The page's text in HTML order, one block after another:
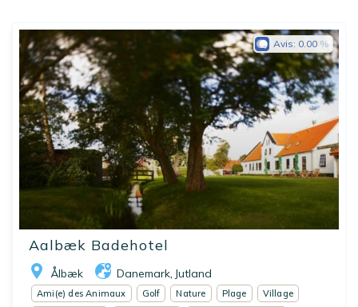
Aalbæk Badehotel
Ålbæk Danemark Jutland
Avis: 0.00
Ami(e) des Animaux Golf Nature Plage
Village